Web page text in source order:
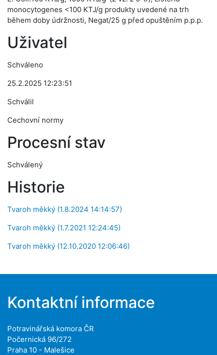
monocytogenes <100 KTJ/g produkty uvedené na trh
během doby údržnosti, Negat/25 g před opuštěním p.p.p.
Uživatel
Schváleno
25.2.2025 12:23:51
Schválil
Cechovní normy
Procesní stav
Schválený
Historie
Tvaroh měkký (1.8.2024 14:14:57)
Tvaroh měkký (1.7.2021 12:24:45)
Tvaroh měkký (12.10.2020 12:06:46)
Kontaktní informace
Potravinářská komora ČR
Počernická 96/272
Praha 10 - Malešice